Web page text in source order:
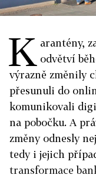
K arantény,
odvětví
výrazně změnily
přesunuli do
komunikovali
na pobočku. A
změny odnesly
tedy i jejich
transformace